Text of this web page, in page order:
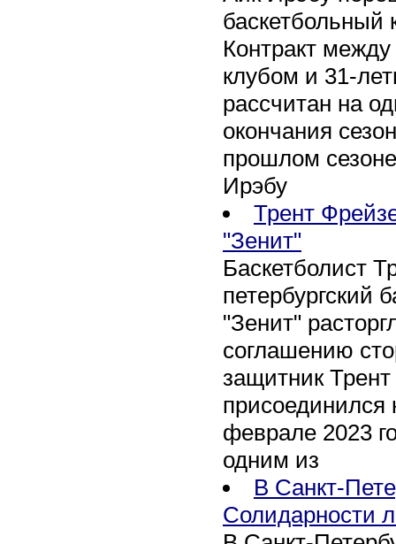
баскетбольный
Контракт между
клубом и 31-
рассчитан на
окончания
прошлом
Ирэбу
Трент
"Зенит"
Баскетболист
петербургский
"Зенит"
соглашению
защитник
присоединился
феврале 2023
одним из
В Санкт-
Солидарности